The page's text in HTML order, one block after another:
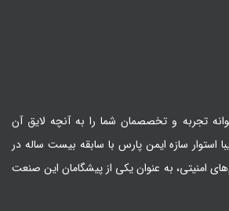
تجربه و تخصصمان شما را به آنچه لایق آن
استوار سازه ایمن پارس با سابقه بیست ساله در
امنیتی، به عنوان یکی از پیشگامان این صنعت